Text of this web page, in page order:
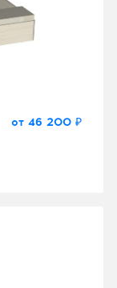
от 46 200 ₽